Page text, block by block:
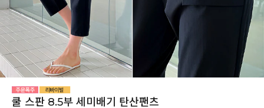
쿨 스판 8.5부 세미배기 탄산팬츠